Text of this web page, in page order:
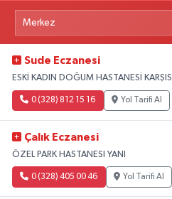
Sude Eczanesi
ESKİ KADIN DOĞUM HASTANESİ KARŞISI
0 (328) 812 15 16 Yol Tarifi Al
Çalık Eczanesi
ÖZEL PARK HASTANESI YANI
0 (328) 405 00 46 Yol Tarifi Al